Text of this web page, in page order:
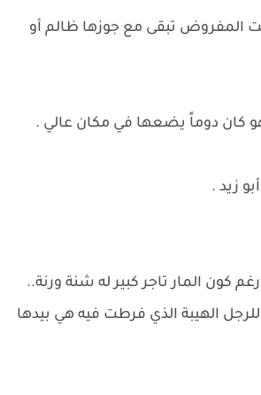
المفروض تبقى مع جوزها ظالم أو
كان دوماً يضعها في مكان عالي .
زيد .
كون المار تاجر كبير له شنة ورنة..
الهيبة الذي فرطت فيه هي بيدها